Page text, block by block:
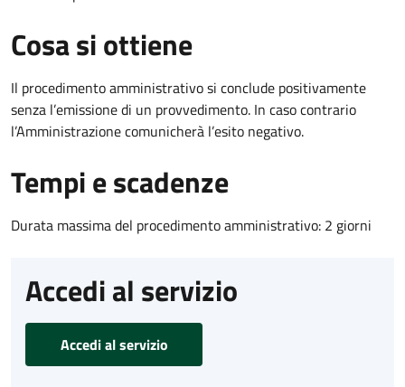
Cosa si ottiene
Il procedimento amministrativo si conclude positivamente
senza l’emissione di un provvedimento. In caso contrario
l’Amministrazione comunicherà l’esito negativo.
Tempi e scadenze
Durata massima del procedimento amministrativo: 2 giorni
Accedi al servizio
Accedi al servizio